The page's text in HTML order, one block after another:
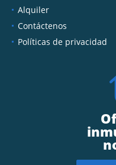
Alquiler
Contáctenos
Políticas de privacidad